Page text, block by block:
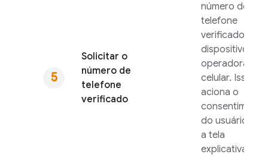
Solicitar o
número de
telefone
verificado
número de
telefone
verificado do
dispositivo à
operadora de
celular. Isso
aciona o
consentimento
do usuário,
a tela
explicativa